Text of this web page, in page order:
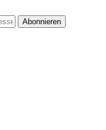
Abonnieren